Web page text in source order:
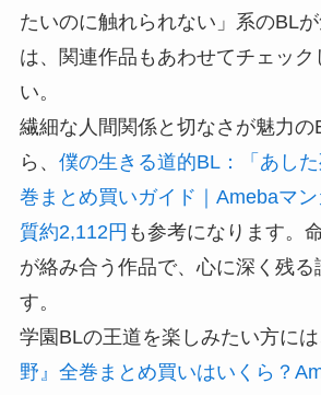
たいのに触れられない」系のBL
は、関連作品もあわせてチェック
い。
繊細な人間関係と切なさが魅力の
ら、 僕の生きる道的BL：「あし
巻まとめ買いガイド｜Amebaマ
質約2,112円 も参考になります。
が絡み合う作品で、心に深く残
す。
学園BLの王道を楽しみたい方には
野』全巻まとめ買いはいくら？